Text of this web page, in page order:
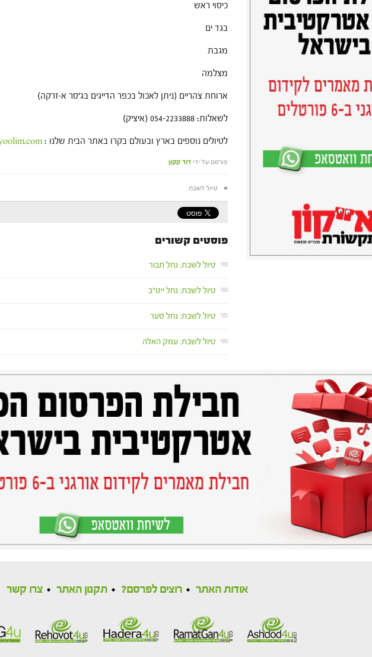
כיסוי ראש
בגד ים
מגבת
מצלמה
ארוחת צהריים (ניתן לאכול בכפר הדייגים בג'סר א-זרקה)
לשאלות: 054-2233888 (איציק)
לטיולים נוספים בארץ ובעולם בקרו באתר הבית שלנו :
פורסם על ידי דוד קקון
# טיול לשבת
פוסטים קשורים
טיול לשבת: נחל תבור
טיול לשבת: נחל ייט"ב
טיול לשבת: נחל סער
טיול לשבת: עמק האלה
אודות האתר רוצים לפרסם? תקנון האתר צרו קשר